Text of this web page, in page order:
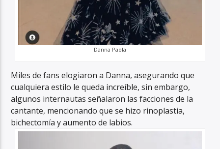
Danna Paola
Miles de fans elogiaron a Danna, asegurando que
cualquiera estilo le queda increíble, sin embargo,
algunos internautas señalaron las facciones de la
cantante, mencionando que se hizo rinoplastia,
bichectomía y aumento de labios.